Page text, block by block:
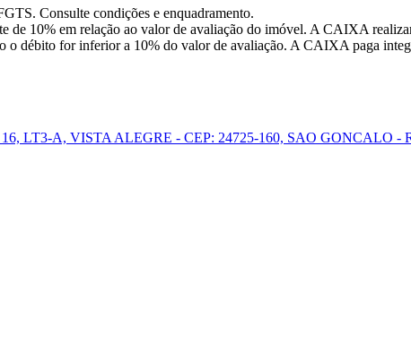
Consulte condições e enquadramento.
de 10% em relação ao valor de avaliação do imóvel. A CAIXA
o débito for inferior a 10% do valor de avaliação. A CAIXA paga
LT3-A, VISTA ALEGRE - CEP: 24725-160, SAO GONCALO -